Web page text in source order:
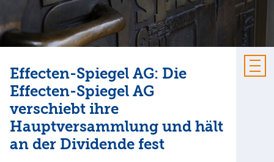
Effecten-Spiegel AG: Die
Effecten-Spiegel AG
verschiebt ihre
Hauptversammlung und hält
an der Dividende fest
Anmelden